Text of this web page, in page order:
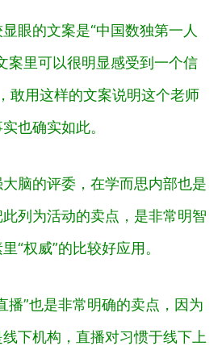
眼的文案是“中国数独第一人
案里可以很明显感受到一个信
敢用这样的文案说明这个老师
也确实如此。
脑的评委，在学而思内部也是
列为活动的卖点，是非常明智
“权威”的比较好应用。
播”也是非常明确的卖点，因为
下机构，直播对习惯于线下上